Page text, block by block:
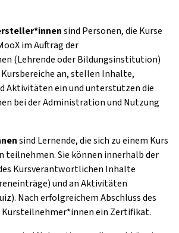
sind Personen, die Kurse
im Auftrag der
(Lehrende oder Bildungsinstitution)
an, stellen Inhalte,
Aktivitäten ein und unterstützen die
bei der Administration und Nutzung
sind Lernende, die sich zu einem Kurs
teilnehmen. Sie können innerhalb der
Kursverantwortlichen Inhalte
und an Aktivitäten
Nach erfolgreichem Abschluss des
Kursteilnehmer*innen ein Zertifikat.